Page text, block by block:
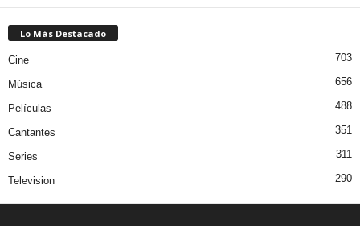
Lo Más Destacado
Cine 703
Música 656
Películas 488
Cantantes 351
Series 311
Television 290